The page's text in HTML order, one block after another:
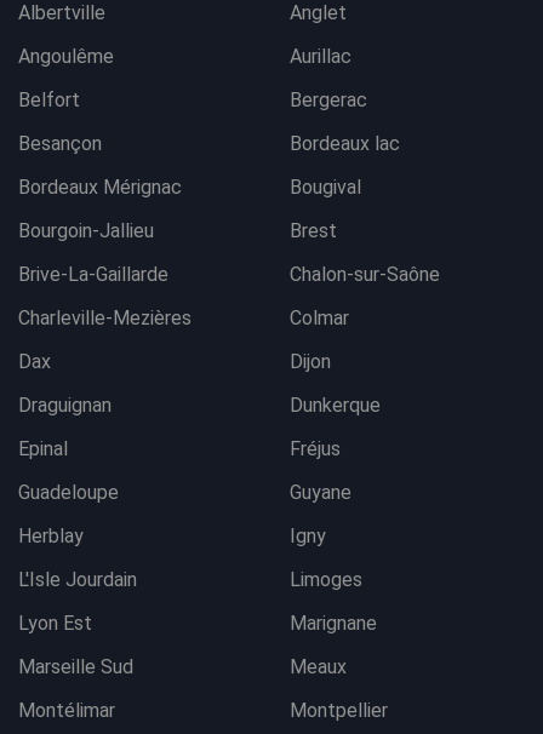
Albertville
Anglet
Angoulême
Aurillac
Belfort
Bergerac
Besançon
Bordeaux lac
Bordeaux Mérignac
Bougival
Bourgoin-Jallieu
Brest
Brive-La-Gaillarde
Chalon-sur-Saône
Charleville-Mezières
Colmar
Dax
Dijon
Draguignan
Dunkerque
Epinal
Fréjus
Guadeloupe
Guyane
Herblay
Igny
L'Isle Jourdain
Limoges
Lyon Est
Marignane
Marseille Sud
Meaux
Montélimar
Montpellier